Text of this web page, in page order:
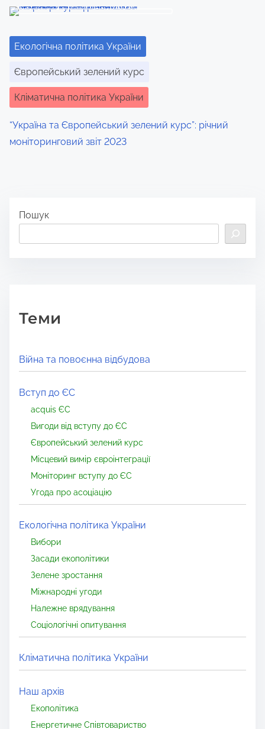
Екологічна політика України
Європейський зелений курс
Кліматична політика України
“Україна та Європейський зелений курс”: річний
моніторинговий звіт 2023
Пошук
Теми
Війна та повоєнна відбудова
Вступ до ЄС
acquis ЄС
Вигоди від вступу до ЄС
Європейський зелений курс
Місцевий вимір євроінтеграції
Моніторинг вступу до ЄС
Угода про асоціацію
Екологічна політика України
Вибори
Засади екополітики
Зелене зростання
Міжнародні угоди
Належне врядування
Соціологічні опитування
Кліматична політика України
Наш архів
Екополітика
Енергетичне Співтовариство